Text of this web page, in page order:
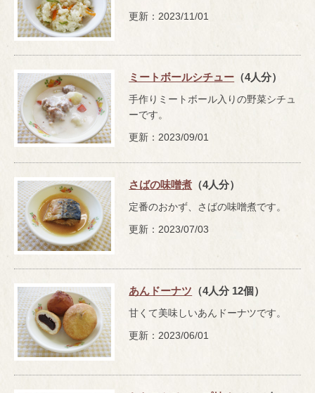
更新：2023/11/01
ミートボールシチュー （4人分）
手作りミートボール入りの野菜シチュ
ーです。
更新：2023/09/01
さばの味噌煮 （4人分）
定番のおかず、さばの味噌煮です。
更新：2023/07/03
あんドーナツ （4人分 12個）
甘くて美味しいあんドーナツです。
更新：2023/06/01